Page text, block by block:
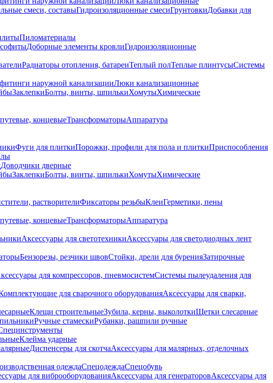
смеси, составыГидроизоляционные смесиГрунтовкиДобавки для
Пиломатериалы
Доборные элементы кровлиГидроизоляционные
Радиаторы отопления, батареиТеплый полТеплые плинтусыСистемы
наружной канализацииЛюки канализационные
ЗаклепкиБолты, винты, шпилькиХомутыХимические
концевыеТрансформаторыАппаратура
Фуги для плиткиПорожки, профили для пола и плиткиПриспособления
Доводчики дверные
ЗаклепкиБолты, винты, шпилькиХомутыХимические
растворителиФиксаторы резьбыКлеиГерметики, пены
концевыеТрансформаторыАппаратура
Аксессуары для светотехникиАксессуары для светодиодных лент
Бензорезы, резчики швовСтойки, дрели для буренияЗатирочные
для компрессоров, пневмосистемСистемы пылеудаления для
для сварочного оборудованияАксессуары для сварки,
Клещи строительныеЗубила, керны, выколоткиЩетки слесарные
Ручные стамескиРубанки, рашпили ручные
Клейма ударные
Диспенсеры для скотчаАксессуары для малярных, отделочных
одеждаСпецодеждаСпецобувь
для виброоборудованияАксессуары для генераторовАксессуары для